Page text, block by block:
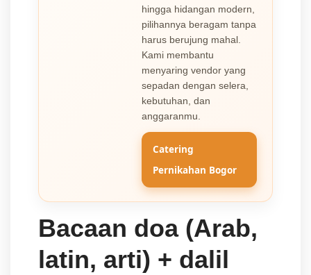
hingga hidangan modern,
pilihannya beragam tanpa
harus berujung mahal.
Kami membantu
menyaring vendor yang
sepadan dengan selera,
kebutuhan, dan
anggaranmu.
Catering
Pernikahan Bogor
Bacaan doa (Arab,
latin, arti) + dalil